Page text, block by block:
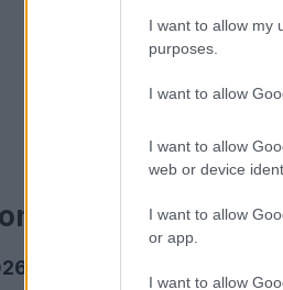
I want to allow my
purposes.
I want to allow
I want to allow
web or device
I want to allow
or app.
I want to allow